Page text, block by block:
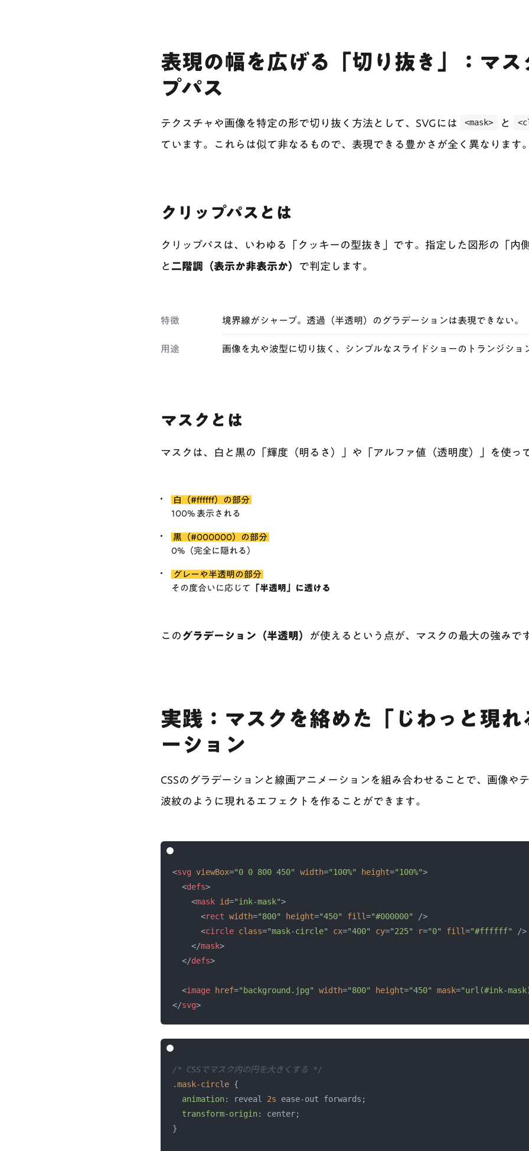
表現の幅を広げる「切り抜き」：マス
プパス
テクスチャや画像を特定の形で切り抜く方法として、SVGには <mask> と
ています。これらは似て非なるもので、表現できる豊かさが全く異なります。
クリップパスとは
クリップパスは、いわゆる「クッキーの型抜き」です。指定した図形の「内
と 二階調（表示か非表示か） で判定します。
特徴 境界線がシャープ。透過（半透明）のグラデーションは表現できない。
用途 画像を丸や波型に切り抜く、シンプルなスライドショーのトランジショ
マスクとは
マスクは、白と黒の「輝度（明るさ）」や「アルファ値（透明度）」を使っ
白（#ffffff）の部分
100% 表示される
黒（#000000）の部分
0%（完全に隠れる）
グレーや半透明の部分
その度合いに応じて
「半透明」に透ける
この グラデーション（半透明） が使えるという点が、マスクの最大の強みで
実践：マスクを絡めた「じわっと現れ
ーション
CSSのグラデーションと線画アニメーションを組み合わせることで、画像や
波紋のように現れるエフェクトを作ることができます。
<svg viewBox="0 0 800 450" width="100%" height="100%">
<defs>
<mask id="ink-mask">
<rect width="800" height="450" fill="#000000"
/>
<circle class="mask-circle" cx="400" cy="225" r="0" fill="#ffffff"
/>
</mask>
</defs>
<image href="background.jpg" width="800" height="450" mask="url(#ink-
</svg>
/* CSSでマスク内の円を大きくする */
.mask-circle {
animation: reveal 2s ease-out forwards;
transform-origin: center;
}